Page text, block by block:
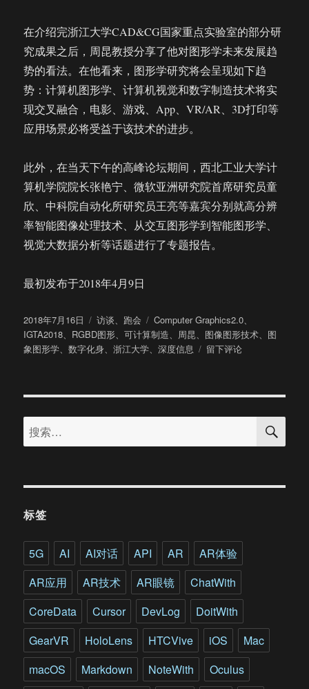
在介绍完浙江大学CAD&CG国家重点实验室的部分研
究成果之后，周昆教授分享了他对图形学未来发展趋
势的看法。在他看来，图形学研究将会呈现如下趋
势：计算机图形学、计算机视觉和数字制造技术将实
现交叉融合，电影、游戏、App、VR/AR、3D打印等
应用场景必将受益于该技术的进步。
此外，在当天下午的高峰论坛期间，西北工业大学计
算机学院院长张艳宁、微软亚洲研究院首席研究员童
欣、中科院自动化所研究员王亮等嘉宾分别就高分辨
率智能图像处理技术、从交互图形学到智能图形学、
视觉大数据分析等话题进行了专题报告。
最初发布于2018年4月9日
发
布
于
2018年7月16日
分
类
访谈、 跑会
标
签
Computer Graphics2.0、
IGTA2018、 RGBD图形、可计算制造、 周昆、 图像图形技术、 图
象图形学、数字化身、浙江大学、深度信息
于
大
CAD&CG
家
任
周
昆：
计
算
机
图
形
学
2.0
留下评论
搜
索：
搜
标签
5G AI AI对话 API AR
AR体验
AR应用
AR技术 AR眼镜
ChatWith
CoreData
Cursor DevLog
DoitWith
GearVR
HoloLens HTCVive iOS
Mac
macOS
Markdown NoteWith
Oculus